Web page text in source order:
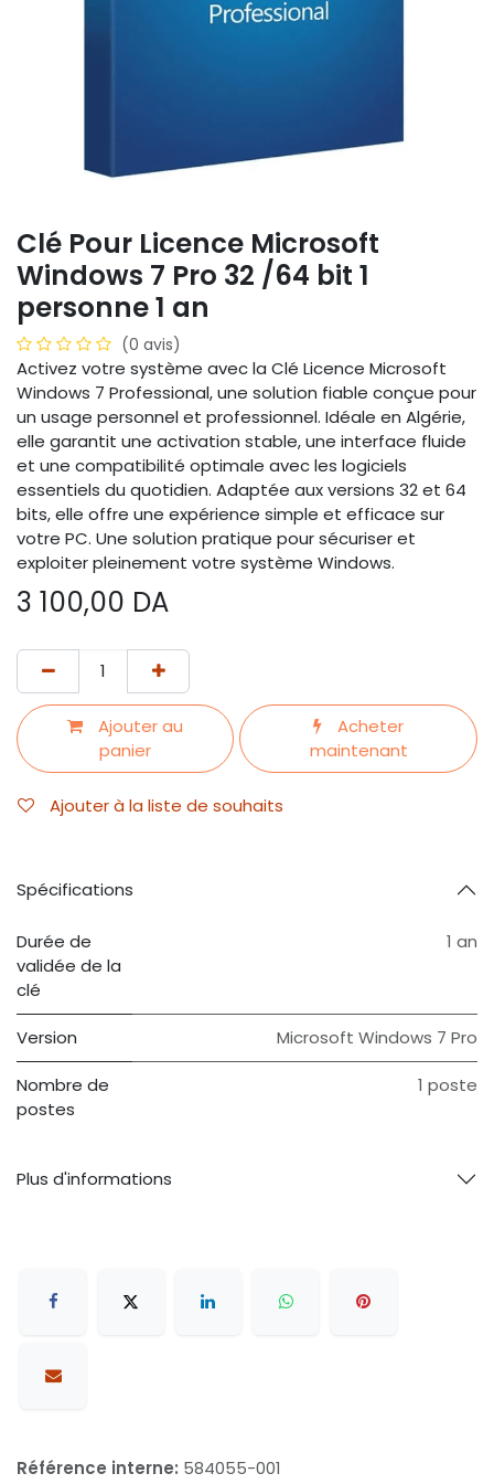
Clé Pour Licence Microsoft
Windows 7 Pro 32 /64 bit 1
personne 1 an
(0 avis)
Activez votre système avec la Clé Licence Microsoft
Windows 7 Professional, une solution fiable conçue pour
un usage personnel et professionnel. Idéale en Algérie,
elle garantit une activation stable, une interface fluide
et une compatibilité optimale avec les logiciels
essentiels du quotidien. Adaptée aux versions 32 et 64
bits, elle offre une expérience simple et efficace sur
votre PC. Une solution pratique pour sécuriser et
exploiter pleinement votre système Windows.
3 100,00 DA
Ajouter au
panier
Acheter
maintenant
Ajouter à la liste de souhaits
Spécifications
Durée de
validée de la
clé
1 an
Version Microsoft Windows 7 Pro
Nombre de
postes
1 poste
Plus d'informations
Référence interne: 584055-001